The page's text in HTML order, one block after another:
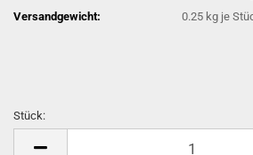
Versandgewicht: 0.25 kg je
Stück: